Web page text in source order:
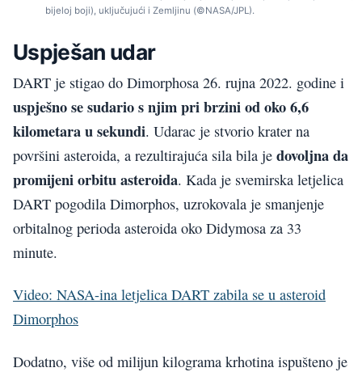
bijeloj boji), uključujući i Zemljinu (©NASA/JPL).
Uspješan udar
DART je stigao do Dimorphosa 26. rujna 2022. godine i
uspješno se sudario s njim pri brzini od oko 6,6
kilometara u sekundi. Udarac je stvorio krater na
površini asteroida, a rezultirajuća sila bila je dovoljna da
promijeni orbitu asteroida. Kada je svemirska letjelica
DART pogodila Dimorphos, uzrokovala je smanjenje
orbitalnog perioda asteroida oko Didymosa za 33
minute.
Video: NASA-ina letjelica DART zabila se u asteroid
Dimorphos
Dodatno, više od milijun kilograma krhotina ispušteno je